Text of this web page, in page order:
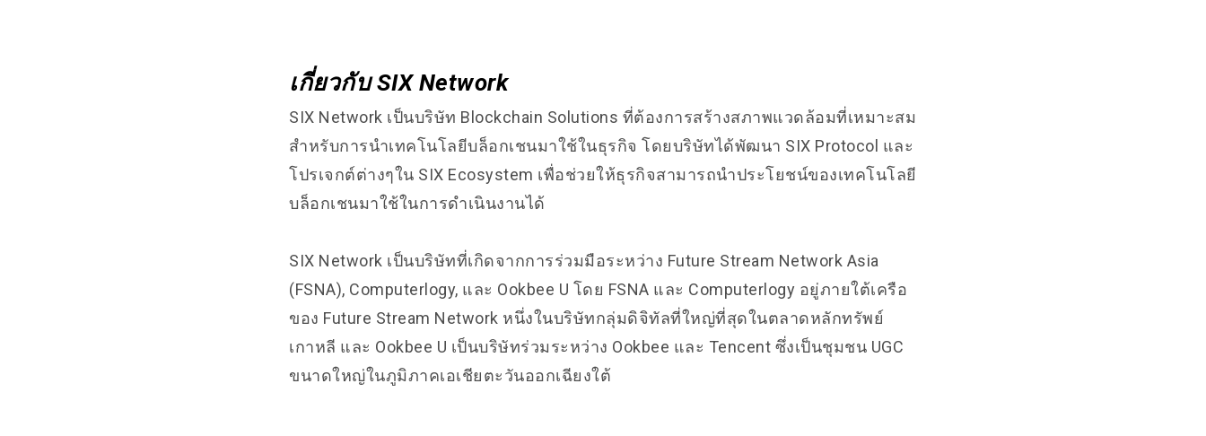
เกี่ยวกับ SIX Network
SIX Network เป็นบริษัท Blockchain Solutions ที่ต้องการสร้างสภาพแวดล้อมที่เหมาะสม
สำหรับการนำเทคโนโลยีบล็อกเชนมาใช้ในธุรกิจ โดยบริษัทได้พัฒนา SIX Protocol และ
โปรเจกต์ต่างๆใน SIX Ecosystem เพื่อช่วยให้ธุรกิจสามารถนำประโยชน์ของเทคโนโลยี
บล็อกเชนมาใช้ในการดำเนินงานได้
SIX Network เป็นบริษัทที่เกิดจากการร่วมมือระหว่าง Future Stream Network Asia
(FSNA), Computerlogy, และ Ookbee U โดย FSNA และ Computerlogy อยู่ภายใต้เครือ
ของ Future Stream Network หนึ่งในบริษัทกลุ่มดิจิทัลที่ใหญ่ที่สุดในตลาดหลักทรัพย์
เกาหลี และ Ookbee U เป็นบริษัทร่วมระหว่าง Ookbee และ Tencent ซึ่งเป็นชุมชน UGC
ขนาดใหญ่ในภูมิภาคเอเชียตะวันออกเฉียงใต้